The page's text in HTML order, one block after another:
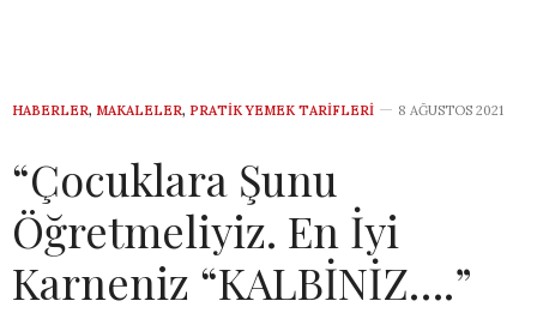
HABERLER, MAKALELER, PRATIK YEMEK TARIFLERI 8 AĞUSTOS 2021
“Çocuklara Şunu
Öğretmeliyiz. En İyi
Karneniz “KALBİNİZ….”